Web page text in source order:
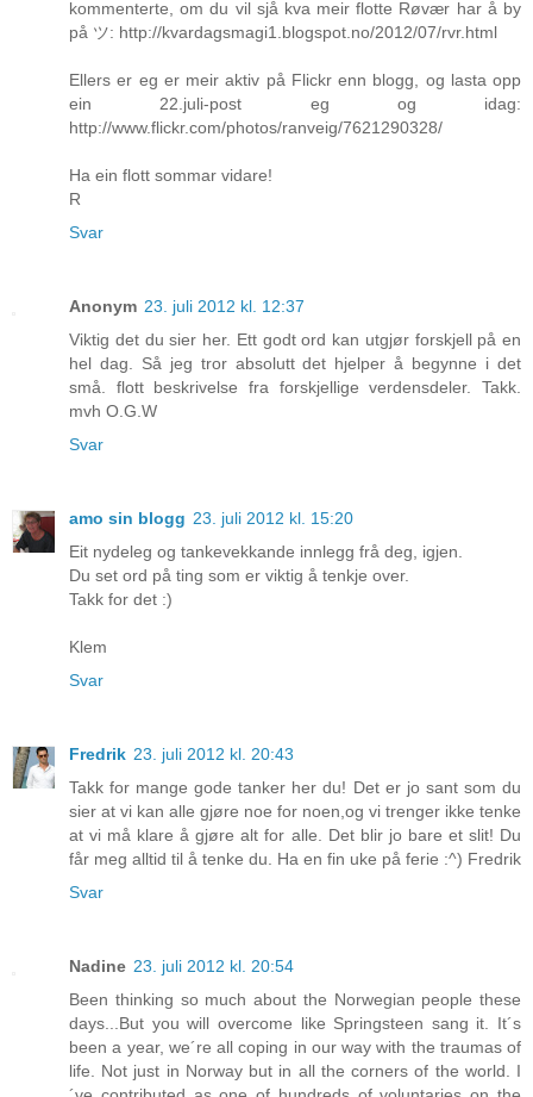
kommenterte, om du vil sjå kva meir flotte Røvær har å by
på ツ: http://kvardagsmagi1.blogspot.no/2012/07/rvr.html
Ellers er eg er meir aktiv på Flickr enn blogg, og lasta opp
ein 22.juli-post eg og idag:
http://www.flickr.com/photos/ranveig/7621290328/
Ha ein flott sommar vidare!
R
Svar
Anonym 23. juli 2012 kl. 12:37
Viktig det du sier her. Ett godt ord kan utgjør forskjell på en
hel dag. Så jeg tror absolutt det hjelper å begynne i det
små. flott beskrivelse fra forskjellige verdensdeler. Takk.
mvh O.G.W
Svar
amo sin blogg 23. juli 2012 kl. 15:20
Eit nydeleg og tankevekkande innlegg frå deg, igjen.
Du set ord på ting som er viktig å tenkje over.
Takk for det :)
Klem
Svar
Fredrik 23. juli 2012 kl. 20:43
Takk for mange gode tanker her du! Det er jo sant som du
sier at vi kan alle gjøre noe for noen,og vi trenger ikke tenke
at vi må klare å gjøre alt for alle. Det blir jo bare et slit! Du
får meg alltid til å tenke du. Ha en fin uke på ferie :^) Fredrik
Svar
Nadine 23. juli 2012 kl. 20:54
Been thinking so much about the Norwegian people these
days...But you will overcome like Springsteen sang it. It´s
been a year, we´re all coping in our way with the traumas of
life. Not just in Norway but in all the corners of the world. I